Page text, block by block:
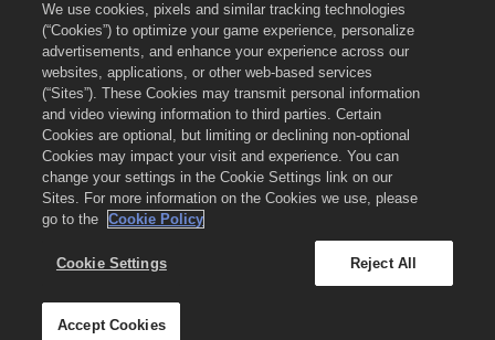
Mağaza Desteği
Oyun Desteği
Çerez Ayarları
©2026Social Point S.L. Dragon City ve Dragon City logosu Social Point S.L.
şirketinin ticari markalarıdır. Tüm hakları saklıdır. Dragon City Mağazası
Zynga, Inc. tarafından işletilmektedir. Teklifler sadece Dragon City'de oyun
içinde geçerlidir. Teklif kullanılabilirliği ve fiyatlandırma bölgeye göre
değişir.
We use cookies, pixels and similar tracking technologies
(“Cookies”) to optimize your game experience, personalize
advertisements, and enhance your experience across our
websites, applications, or other web-based services
(“Sites”). These Cookies may transmit personal information
and video viewing information to third parties. Certain
Cookies are optional, but limiting or declining non-optional
Cookies may impact your visit and experience. You can
change your settings in the Cookie Settings link on our
Sites. For more information on the Cookies we use, please
go to the
Cookie Policy
Cookie Settings Reject All
Accept Cookies